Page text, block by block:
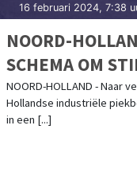
16 februari 2024, 7:38
NOORD-
SCHEMA OM
VERMINDEREN
NOORD-HOLLAND - Naar
Hollandse industriële
in een [...]